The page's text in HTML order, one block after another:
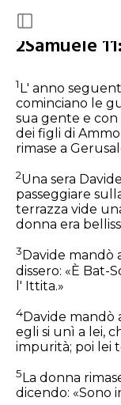
2Samuele
1L' anno
cominciano le
sua gente e
dei figli di
rimase a
2Una sera
passeggiare
terrazza vide
donna era
3 Davide mandò
dissero: «È Bat-
l' Ittita.»
4Davide mandò
egli si unì a lei,
impurità; poi lei
5 La donna
dicendo: «Sono